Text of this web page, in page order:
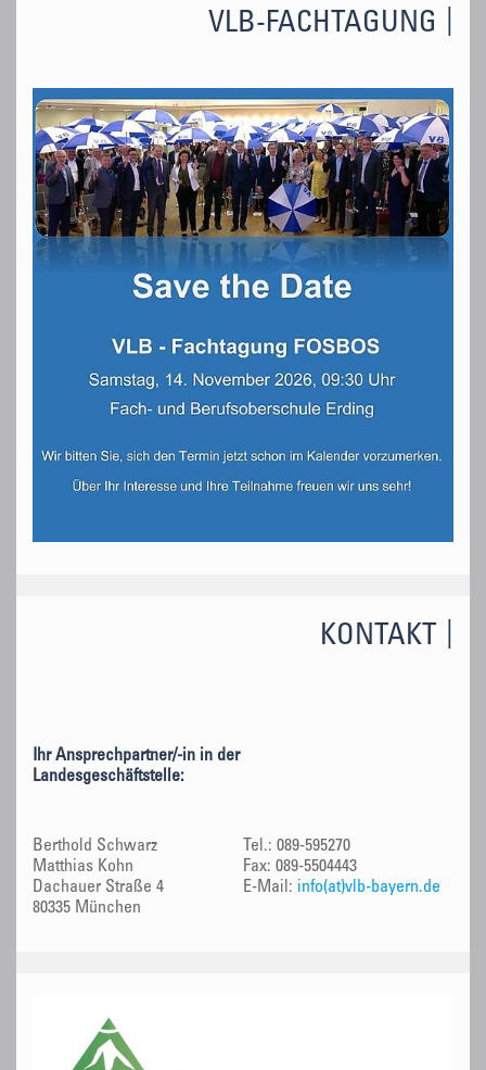
VLB-FACHTAGUNG
KONTAKT
Ihr Ansprechpartner/-in in der
Landesgeschäftstelle:
Berthold Schwarz
Matthias Kohn
Dachauer Straße 4
80335 München
Tel.: 089-595270
Fax: 089-5504443
E-Mail: info(at)vlb-bayern.de